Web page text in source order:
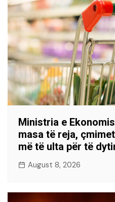
Ministria e
masa të reja,
më të ulta për të
August 8, 2026